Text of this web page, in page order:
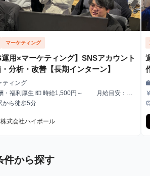
マーケティング
運用×マーケティング】SNSアカウント
分析・改善【長期インターン】
ティング
・福利厚生 💵 時給1,500円～ 月給目安：20
〜300,000円 ✅ スキル・実績に応じて昇給あ
補助（最大3万円/月） ┗ 渋谷周辺に住んでい
予定のメンバーを対象に支給！ 📚️休学中の希
から徒歩5分
株式会社ハイボール
currency_yen
train
件から探す